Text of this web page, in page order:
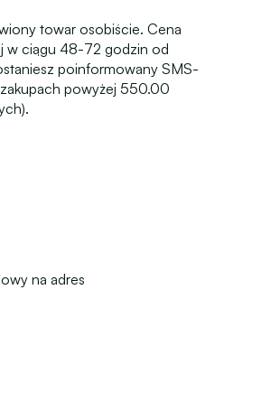
towar osobiście. Cena
w ciągu 48-72 godzin od
poinformowany SMS-
powyżej 550.00
na adres